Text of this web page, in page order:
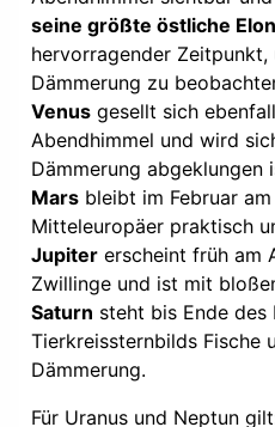
seine größte östliche
hervorragender Zeitpunkt,
Dämmerung zu
Venus gesellt sich
Abendhimmel und wird
Dämmerung abgeklungen
Mars bleibt im Februar
Mitteleuropäer praktisch
Jupiter erscheint früh am
Zwillinge und ist mit
Saturn steht bis Ende des
Tierkreissternbilds Fische
Dämmerung.
Für Uranus und Neptun